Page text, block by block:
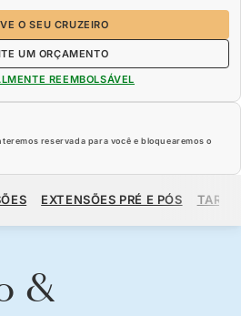
O SEU CRUZEIRO
UM ORÇAMENTO
REEMBOLSÁVEL
reservada para você e bloquearemos o
6.736
EXTENSÕES PRÉ E PÓS
&